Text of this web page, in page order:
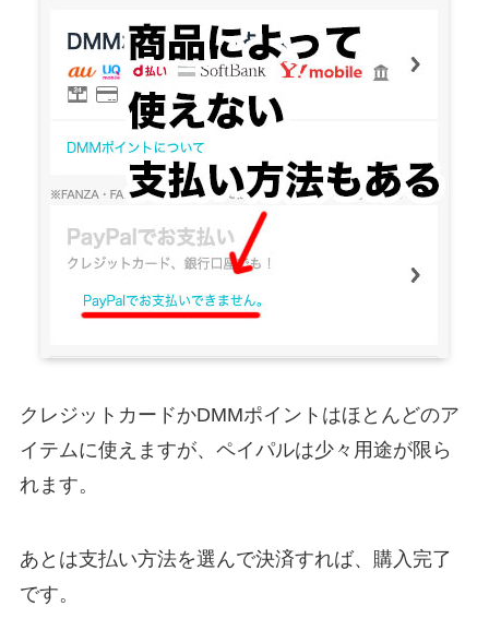
クレジットカードかDMMポイントはほとんどのア
イテムに使えますが、ペイパルは少々用途が限ら
れます。
あとは支払い方法を選んで決済すれば、購入完了
です。